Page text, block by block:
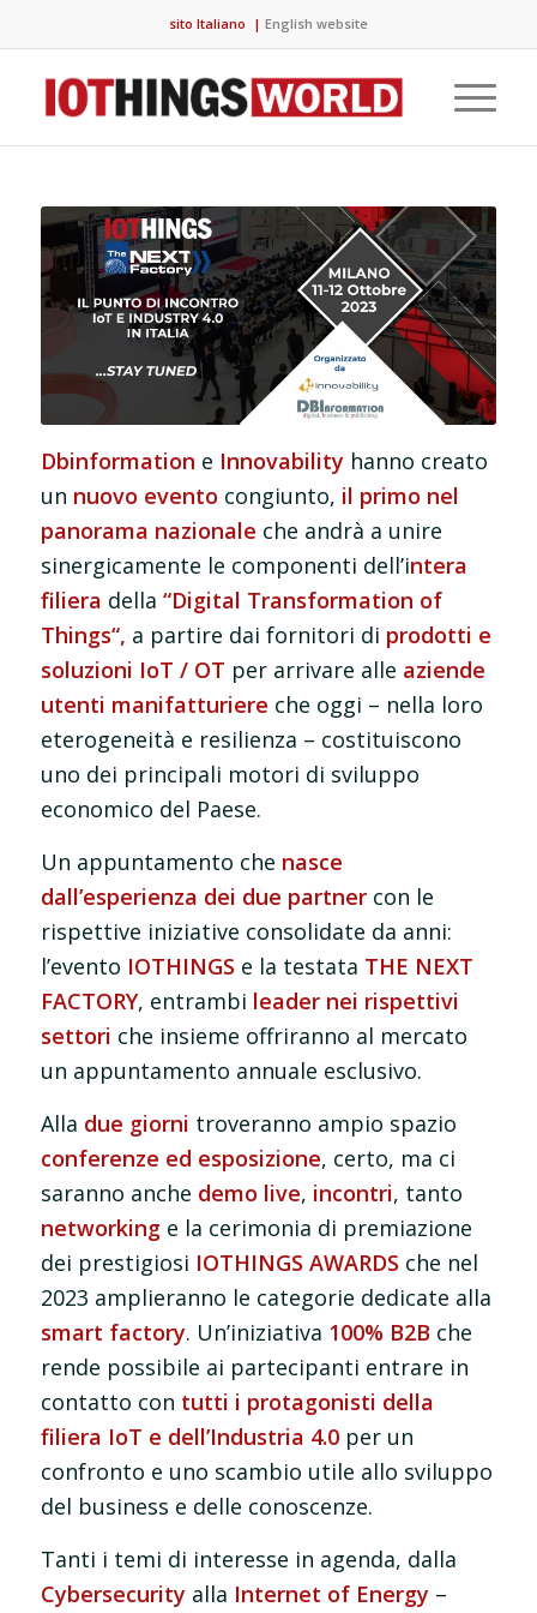
sito Italiano | English website
Dbinformation e Innovability hanno creato
un nuovo evento congiunto, il primo nel
panorama nazionale che andrà a unire
sinergicamente le componenti dell’intera
filiera della “Digital Transformation of
Things“, a partire dai fornitori di prodotti e
soluzioni IoT / OT per arrivare alle aziende
utenti manifatturiere che oggi – nella loro
eterogeneità e resilienza – costituiscono
uno dei principali motori di sviluppo
economico del Paese.
Un appuntamento che nasce
dall’esperienza dei due partnercon le
rispettive iniziative consolidate da anni:
l’evento IOTHINGS e la testata THE NEXT
FACTORY, entrambi leader nei rispettivi
settori che insieme offriranno al mercato
un appuntamento annuale esclusivo.
Alla due giorni troveranno ampio spazio
conferenze ed esposizione, certo, ma ci
saranno anche demo live, incontri, tanto
networkinge la cerimonia di premiazione
dei prestigiosi IOTHINGS AWARDS che nel
2023 amplieranno le categorie dedicate alla
smart factory. Un’iniziativa 100% B2B che
rende possibile ai partecipanti entrare in
contatto con tutti i protagonisti della
filiera IoT e dell’Industria 4.0per un
confronto e uno scambio utile allo sviluppo
del business e delle conoscenze.
Tanti i temi di interesse in agenda, dalla
Cybersecurity alla Internet of Energy –